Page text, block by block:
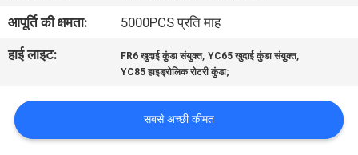
गुणवत्ता
नियंत्रण
संपर्क
करें
आपूर्ति की क्षमता:
5000PCS प्रति माह
हाई लाइट:
FR6 खुदाई कुंडा संयुक्त,YC65 खुदाई कुंडा संयुक्त,
YC85 हाइड्रोलिक रोटरी कुंडा;
सबसे अच्छी कीमत